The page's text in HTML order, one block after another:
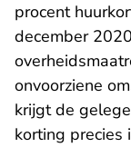
procent
december
onvoorziene
krijgt de
korting precies